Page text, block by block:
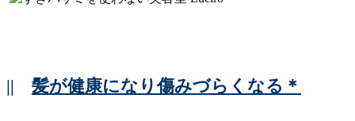
|| 髪が健康になり傷みづらくなる＊